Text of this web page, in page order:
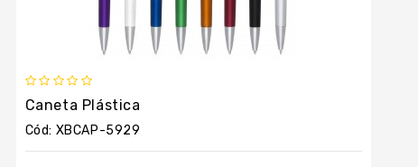
Caneta Plástica
Cód: XBCAP-5929